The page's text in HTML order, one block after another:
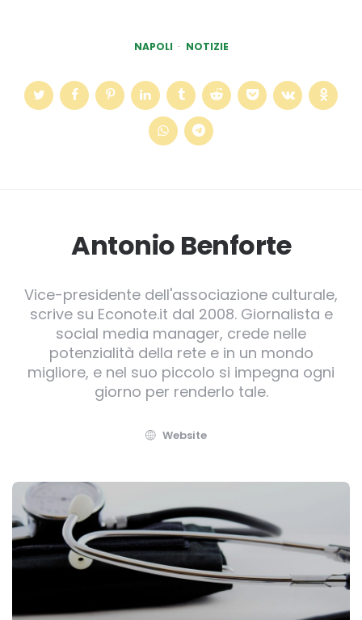
NAPOLI NOTIZIE
Antonio Benforte
Vice-presidente dell'associazione culturale,
scrive su Econote.it dal 2008. Giornalista e
social media manager, crede nelle
potenzialità della rete e in un mondo
migliore, e nel suo piccolo si impegna ogni
giorno per renderlo tale.
Website
Post
navigation